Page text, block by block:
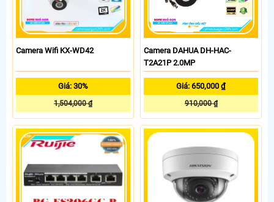
Camera Wifi KX-WD42
Giá: 30%
1,504,000 ₫
Camera DAHUA DH-HAC-
T2A21P 2.0MP
Giá: 650,000 ₫
910,000 ₫